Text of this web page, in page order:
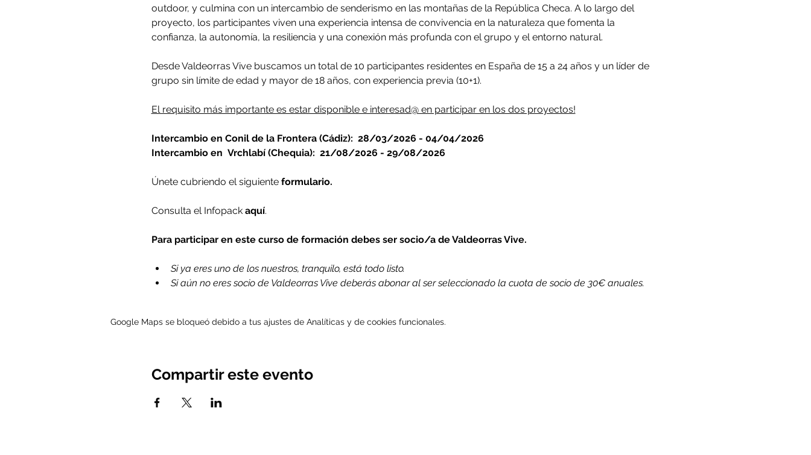
outdoor, y culmina con un intercambio de senderismo en las montañas de la República Checa. A lo largo del
proyecto, los participantes viven una experiencia intensa de convivencia en la naturaleza que fomenta la
confianza, la autonomía, la resiliencia y una conexión más profunda con el grupo y el entorno natural.
Desde Valdeorras Vive buscamos un total de 10 participantes residentes en España de 15 a 24 años y un líder de
grupo sin límite de edad y mayor de 18 años, con experiencia previa (10+1).
El requisito más importante es estar disponible e interesad@ en participar en los dos proyectos!
Intercambio en Conil de la Frontera (Cádiz): 28/03/2026 - 04/04/2026
Intercambio en Vrchlabí (Chequia): 21/08/2026 - 29/08/2026
Únete cubriendo el siguiente formulario.
Consulta el Infopack aquí.
Para participar en este curso de formación debes ser socio/a de Valdeorras Vive.
Si ya eres uno de los nuestros, tranquilo, está todo listo.
Si aún no eres socio de Valdeorras Vive deberás abonar al ser seleccionado la cuota de socio de 30€ anuales.
Google Maps se bloqueó debido a tus ajustes de Analíticas y de cookies funcionales.
Compartir este evento